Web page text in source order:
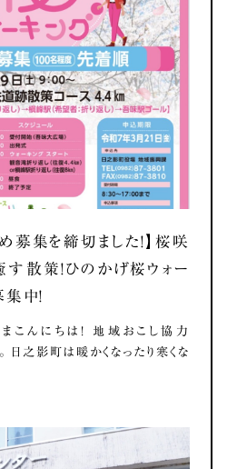
募集を締切ました！】桜咲
散策！ひのかげ桜ウォー
中！
んにちは！ 地域おこし協力
之影町は暖かくなったり寒くな